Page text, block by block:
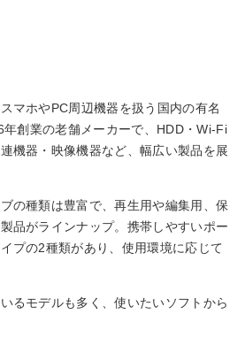
マホやPC周辺機器を扱う国内の有名
創業の老舗メーカーで、HDD・Wi-Fi
機器・映像機器など、幅広い製品を展
の種類は豊富で、再生用や編集用、保
品がラインナップ。携帯しやすいポー
プの2種類があり、使用環境に応じて
るモデルも多く、使いたいソフトから